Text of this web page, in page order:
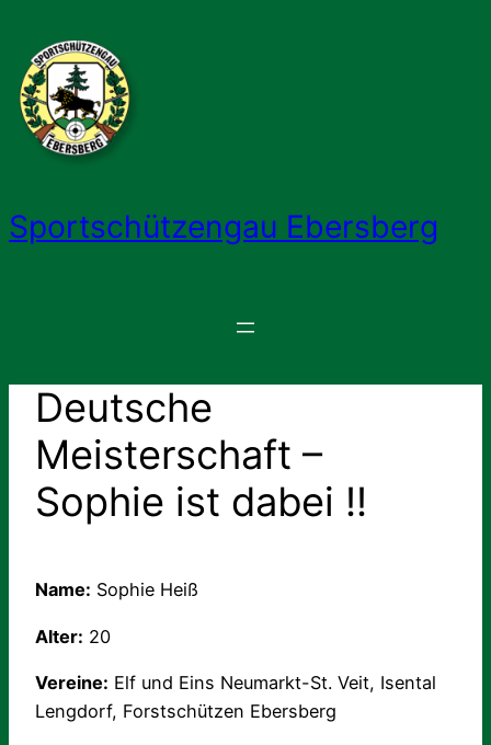
Inhalt
springen
Sportschützengau Ebersberg
Deutsche
Meisterschaft –
Sophie ist dabei !!
Name: Sophie Heiß
Alter: 20
Vereine: Elf und Eins Neumarkt-St. Veit, Isental
Lengdorf, Forstschützen Ebersberg